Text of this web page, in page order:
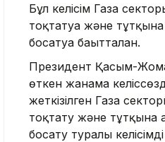
Бұл келісім Газа
тоқтатуға және
босатуға бағытталған.
Президент Қасым-
өткен жанама
жеткізілген Газа
тоқтату және
босату туралы